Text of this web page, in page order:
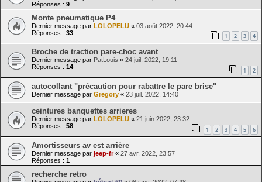
Réponses : 9
Monte pneumatique P4
Dernier message par LOLOPELU « 03 août 2022, 20:44
Réponses : 33 1 2 3 4
Broche de traction pare-choc avant
Dernier message par PatLouis « 24 juil. 2022, 19:11
Réponses : 14 1 2
autocollant "précaution pour rabattre le pare brise"
Dernier message par Gregory « 23 juil. 2022, 14:40
ceintures banquettes arrieres
Dernier message par LOLOPELU « 21 juin 2022, 23:32
Réponses : 58 1 2 3 4 5 6
Amortisseurs av est arrière
Dernier message par jeep-fr« 27 avr. 2022, 23:57
Réponses : 1
recherche retro